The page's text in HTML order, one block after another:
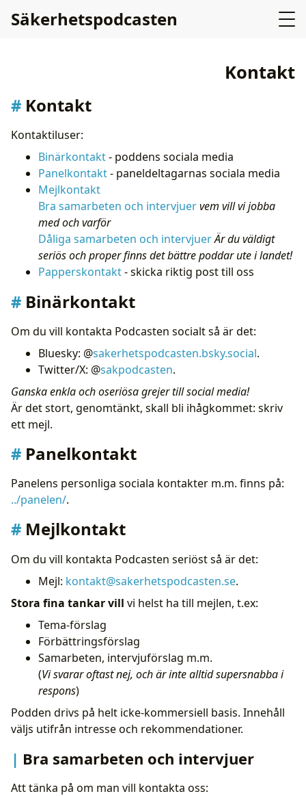
Säkerhetspodcasten
Kontakt
Kontakt
Kontaktiluser:
Binärkontakt- poddens sociala media
Panelkontakt- paneldeltagarnas sociala media
Mejlkontakt
Bra samarbeten och intervjuervem vill vi jobba
med och varför
Dåliga samarbeten och intervjuerÄr du väldigt
seriös och proper finns det bättre poddar ute i landet!
Papperskontakt- skicka riktig post till oss
Binärkontakt
Om du vill kontakta Podcasten socialt så är det:
Bluesky: @sakerhetspodcasten.bsky.social.
Twitter/X: @sakpodcasten.
Ganska enkla och oseriösa grejer till social media!
Är det stort, genomtänkt, skall bli ihågkommet: skriv
ett mejl.
Panelkontakt
Panelens personliga sociala kontakter m.m. finns på:
../panelen/.
Mejlkontakt
Om du vill kontakta Podcasten seriöst så är det:
Mejl: kontakt@sakerhetspodcasten.se.
Stora fina tankar vill vi helst ha till mejlen, t.ex:
Tema-förslag
Förbättringsförslag
Samarbeten, intervjuförslag m.m.
(Vi svarar oftast nej, och är inte alltid supersnabba i
respons)
Podden drivs på helt icke-kommersiell basis. Innehåll
väljs utifrån intresse och rekommendationer.
Bra samarbeten och intervjuer
Att tänka på om man vill kontakta oss: